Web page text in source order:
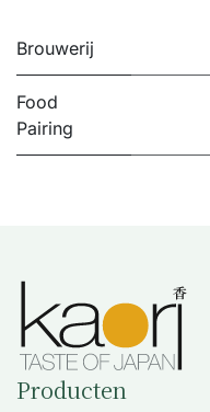
Brouwerij
Food
Pairing
Producten